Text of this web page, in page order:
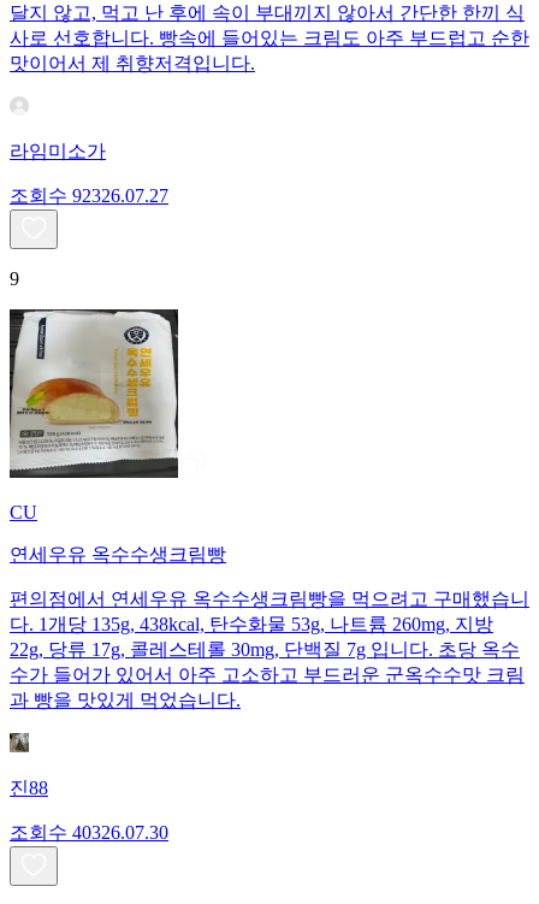
달지 않고, 먹고 난 후에 속이 부대끼지 않아서 간단한 한끼 식
사로 선호합니다. 빵속에 들어있는 크림도 아주 부드럽고 순한
맛이어서 제 취향저격입니다.
라임미소가
조회수 92326.07.27
9
CU
연세우유 옥수수생크림빵
편의점에서 연세우유 옥수수생크림빵을 먹으려고 구매했습니
다. 1개당 135g, 438kcal, 탄수화물 53g, 나트륨 260mg, 지방
22g, 당류 17g, 콜레스테롤 30mg, 단백질 7g 입니다. 초당 옥수
수가 들어가 있어서 아주 고소하고 부드러운 군옥수수맛 크림
과 빵을 맛있게 먹었습니다.
진88
조회수 40326.07.30